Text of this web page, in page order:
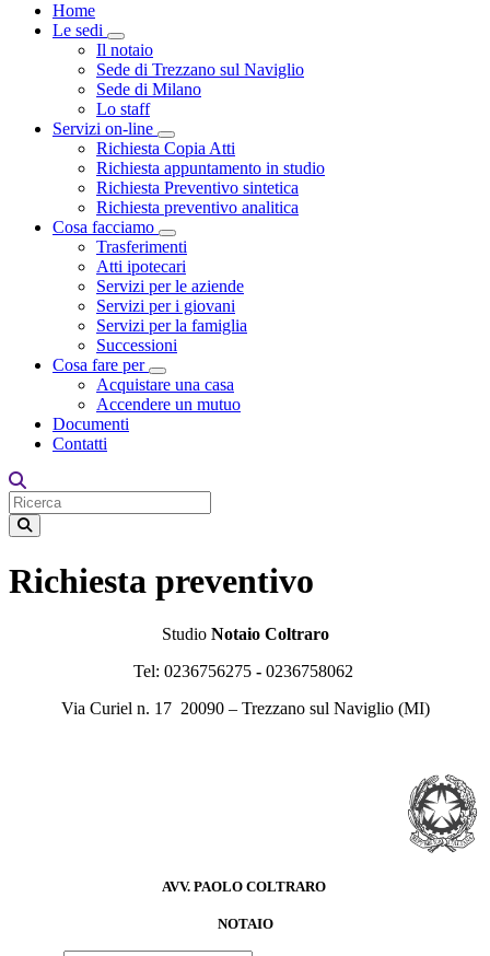
Home
Le sedi
Toggle Dropdown
Il notaio
Sede di Trezzano sul Naviglio
Sede di Milano
Lo staff
Servizi on-line
Toggle Dropdown
Richiesta Copia Atti
Richiesta appuntamento in studio
Richiesta Preventivo sintetica
Richiesta preventivo analitica
Cosa facciamo
Toggle Dropdown
Trasferimenti
Atti ipotecari
Servizi per le aziende
Servizi per i giovani
Servizi per la famiglia
Successioni
Cosa fare per
Toggle Dropdown
Acquistare una casa
Accendere un mutuo
Documenti
Contatti
Richiesta preventivo
Studio Notaio Coltraro
Tel: 0236756275 - 0236758062
Via Curiel n. 17 20090 – Trezzano sul Naviglio (MI)
AVV. PAOLO COLTRARO
NOTAIO